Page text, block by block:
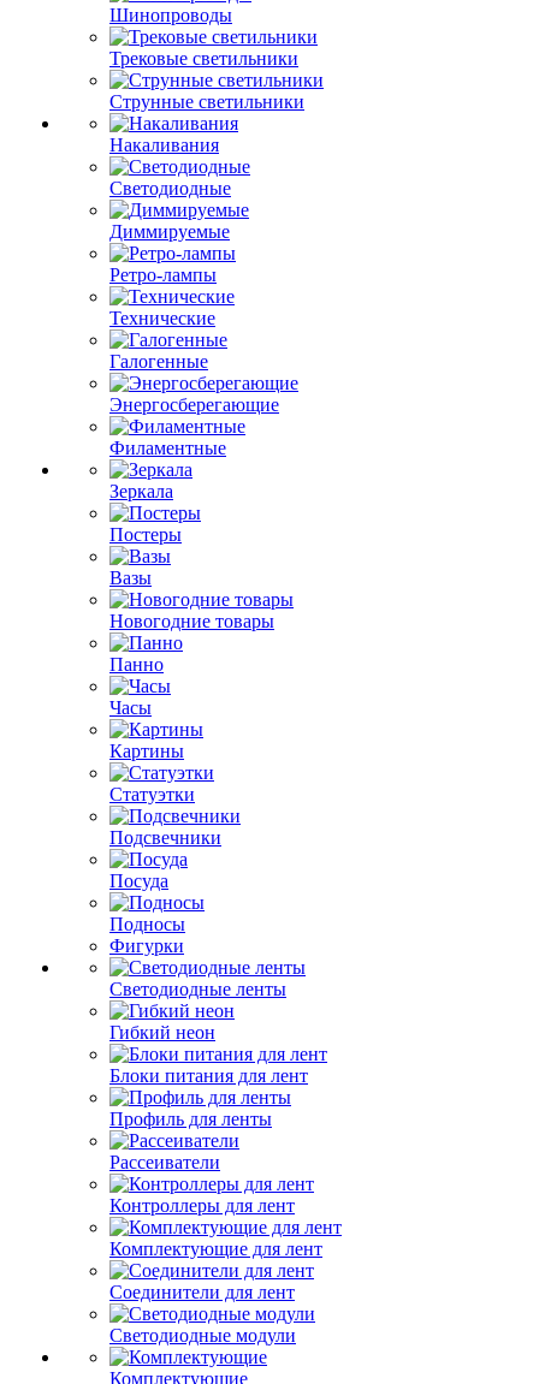
Шинопроводы
Трековые светильники
Струнные светильники
Накаливания
Светодиодные
Диммируемые
Ретро-лампы
Технические
Галогенные
Энергосберегающие
Филаментные
Зеркала
Постеры
Вазы
Новогодние товары
Панно
Часы
Картины
Статуэтки
Подсвечники
Посуда
Подносы
Фигурки
Светодиодные ленты
Гибкий неон
Блоки питания для лент
Профиль для ленты
Рассеиватели
Контроллеры для лент
Комплектующие для лент
Соединители для лент
Светодиодные модули
Комплектующие